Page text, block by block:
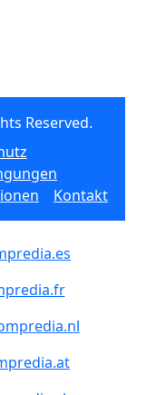
Reserved.
Kontakt